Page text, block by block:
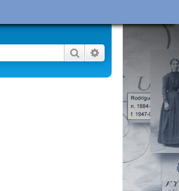
Buscar Búsqueda